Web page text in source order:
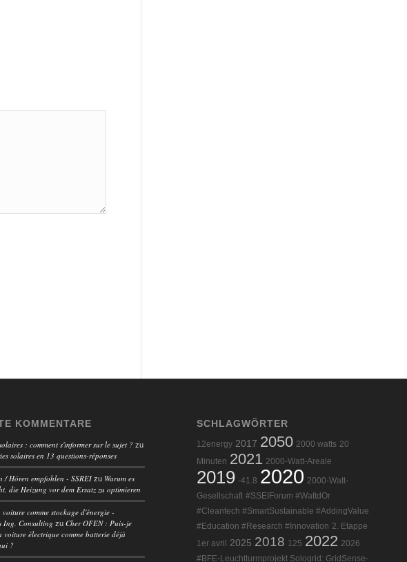
KOMMENTARE
: comment s'informer sur le sujet ? zu
solaires en 13 questions-réponses
/ Hören empfohlen - SSREI zu Warum es
die Heizung vor dem Ersatz zu optimieren
voiture comme stockage d'énergie -
Ing. Consulting zuCher OFEN : Puis-je
voiture électrique comme batterie déjà
?
SCHLAGWÖRTER
12energy 2017 2050 2000 watts 20
Minuten 2021 2000-Watt-Areale
2019 -41.8 2020 2000-Watt-
Gesellschaft #SSEIForum #WattdOr
#Cleantech #SmartSustainable #AddingValue
#Education #Research #Innovation 2. Etappe
1er avril 2025 2018 125 2022 2026
#BFE-Leuchtturmprojekt Sologrid: GridSense-